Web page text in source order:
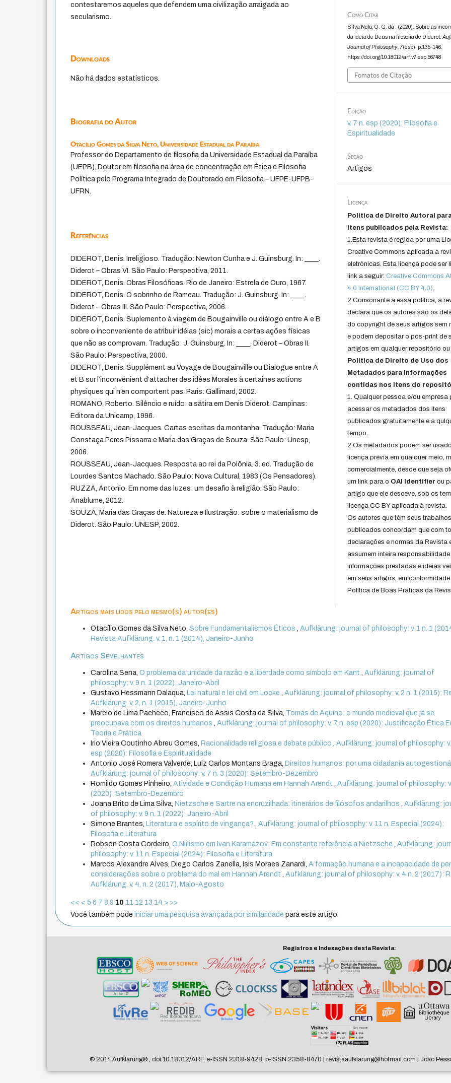
contestaremos aqueles que defendem uma civilização arraigada ao
secularismo.
Downloads
Não há dados estatísticos.
Biografia do Autor
Otacílio Gomes da Silva Neto,Universidade Estadual da Paraíba
Professor do Departamento de filosofia da Universidade Estadual da Paraíba
(UEPB). Doutor em filosofia na área de concentração em Ética e Filosofia
Política pelo Programa Integrado de Doutorado em Filosofia – UFPE-UFPB-
UFRN.
Referências
DIDEROT, Denis. Irreligioso. Tradução: Newton Cunha e J. Guinsburg. In: ____.
Diderot – Obras VI. São Paulo: Perspectiva, 2011.
DIDEROT, Denis. Obras Filosóficas. Rio de Janeiro: Estrela de Ouro, 1967.
DIDEROT, Denis. O sobrinho de Rameau. Tradução: J. Guinsburg. In: ____.
Diderot – Obras III. São Paulo: Perspectiva, 2006.
DIDEROT, Denis. Suplemento à viagem de Bougainville ou diálogo entre A e B
sobre o inconveniente de atribuir idéias (sic) morais a certas ações físicas
que não as comprovam. Tradução: J. Guinsburg. In: ____. Diderot – Obras II.
São Paulo: Perspectiva, 2000.
DIDEROT, Denis. Supplément au Voyage de Bougainville ou Dialogue entre A
et B sur l’inconvénient d’attacher des idées Morales à certaines actions
physiques qui n’en comportent pas. Paris: Gallimard, 2002.
ROMANO, Roberto. Silêncio e ruído: a sátira em Denis Diderot. Campinas:
Editora da Unicamp, 1996.
ROUSSEAU, Jean-Jacques. Cartas escritas da montanha. Tradução: Maria
Constaça Peres Pissarra e Maria das Graças de Souza. São Paulo: Unesp,
2006.
ROUSSEAU, Jean-Jacques. Resposta ao rei da Polônia. 3. ed. Tradução de
Lourdes Santos Machado. São Paulo: Nova Cultural, 1983 (Os Pensadores).
RUZZA, Antonio. Em nome das luzes: um desafio à religião. São Paulo:
Anablume, 2012.
SOUZA, Maria das Graças de. Natureza e Ilustração: sobre o materialismo de
Diderot. São Paulo: UNESP, 2002.
Como Citar
Silva Neto, O. G. da . (2020). Sobre as
da ideia de Deus na filosofia de Diderot.
Journal of Philosophy, 7(esp), p.135–146.
https://doi.org/10.18012/arf.v7iesp.56748
Fomatos de Citação
Edição
v. 7 n. esp (2020): Filosofia e
Espiritualidade
Seção
Artigos
Licença
Política de Direito Autoral
itens publicados pela Revista:
1.Esta revista é regida por uma
Creative Commons aplicada a
eletrônicas. Esta licença pode ser
link a seguir:Creative Commons
4.0 International (CC BY 4.0).
2.Consonante a essa politica, a
declara que os autores são os
do copyright de seus artigos sem
e podem depositar o pós-print de
artigos em qualquer repositório ou
Política de Direito de Uso dos
Metadados para informações
contidas nos itens do
1. Qualquer pessoa e/ou empresa
acessar os metadados dos itens
publicados gratuitamente e a
tempo.
2.Os metadados podem ser
licença prévia em qualquer meio,
comercialmente, desde que seja
um link para o OAI Identifier ou
artigo que ele desceve, sob os
licença CC BY aplicada à revista.
Os autores que têm seus trabalhos
publicados concordam que com
declarações e normas da Revista
assumem inteira responsabilidade
informações prestadas e ideias
em seus artigos, em
Política de Boas Práticas da
Artigos mais lidos pelo mesmo(s) autor(es)
Otacílio Gomes da Silva Neto,Sobre Fundamentalismos Éticos,Aufklärung: journal of philosophy: v. 1 n. 1
Revista Aufklärung. v. 1, n. 1 (2014), Janeiro-Junho
Artigos Semelhantes
Carolina Sena,O problema da unidade da razão e a liberdade como símbolo em Kant,Aufklärung: journal of
philosophy: v. 9 n. 1 (2022): Janeiro-Abril
Gustavo Hessmann Dalaqua, Lei natural e lei civil em Locke,Aufklärung: journal of philosophy: v. 2 n. 1 (2015):
Aufklärung. v. 2, n. 1 (2015), Janeiro-Junho
Marcio de Lima Pacheco, Francisco de Assis Costa da Silva, Tomás de Aquino: o mundo medieval que já se
preocupava com os direitos humanos,Aufklärung: journal of philosophy: v. 7 n. esp (2020): Justificação Ética
Teoria e Prática
Irio Vieira Coutinho Abreu Gomes, Racionalidade religiosa e debate público,Aufklärung: journal of philosophy:
esp (2020): Filosofia e Espiritualidade
Antonio José Romera Valverde, Luiz Carlos Montans Braga, Direitos humanos: por uma cidadania
Aufklärung: journal of philosophy: v. 7 n. 3 (2020): Setembro-Dezembro
Romildo Gomes Pinheiro,Atividade e Condição Humana em Hannah Arendt,Aufklärung: journal of philosophy:
(2020): Setembro-Dezembro
Joana Brito de Lima Silva, Nietzsche e Sartre na encruzilhada: itinerários de filósofos andarilhos,Aufklärung:
of philosophy: v. 9 n. 1 (2022): Janeiro-Abril
Simone Brantes, Literatura e espírito de vingança?,Aufklärung: journal of philosophy: v. 11 n. Especial (2024):
Filosofia e Literatura
Robson Costa Cordeiro,O Niilismo em Ivan Karamázov: Em constante referência a Nietzsche,Aufklärung:
philosophy: v. 11 n. Especial (2024): Filosofia e Literatura
Marcos Alexandre Alves, Diego Carlos Zanella, Isis Moraes Zanardi,A formação humana e a incapacidade de
considerações sobre o problema do mal em Hannah Arendt,Aufklärung: journal of philosophy: v. 4 n. 2 (2017):
Aufklärung. v. 4, n. 2 (2017), Maio-Agosto
<< < 5 6 7 8 9 10 11 12 13 14 > >>
Você também podeiniciar uma pesquisa avançada por similaridade para este artigo.
Registros e Indexações desta Revista:
© 2014 Aufklärung®, doi:10.18012/ARF, e-ISSN 2318-9428, p-ISSN 2358-8470 | revistaaufklarung@hotmail.com | João